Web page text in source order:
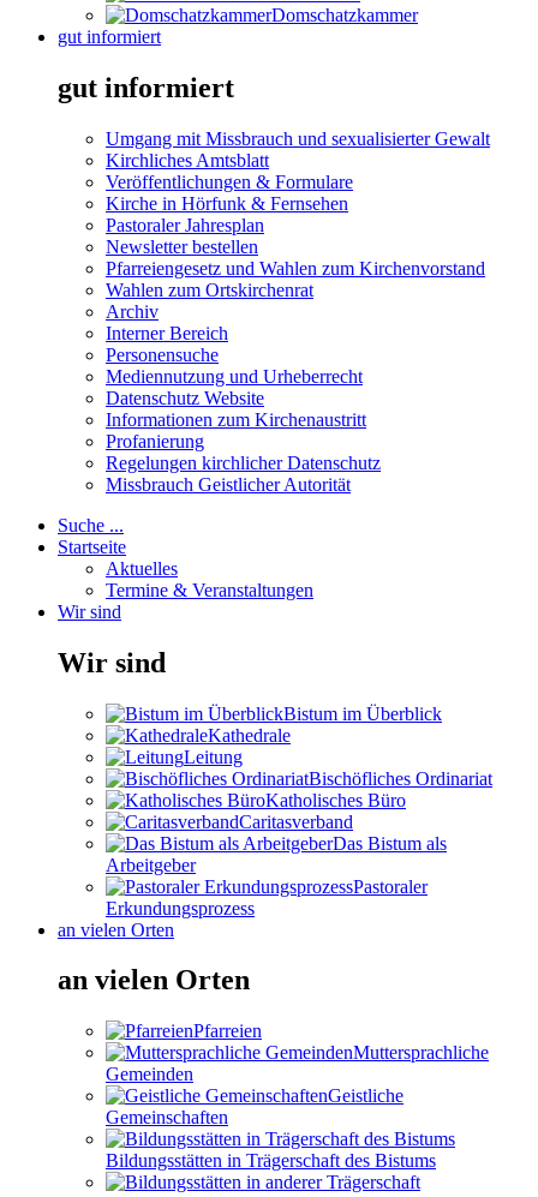
Domschatzkammer
gut informiert
gut informiert
Umgang mit Missbrauch und sexualisierter Gewalt
Kirchliches Amtsblatt
Veröffentlichungen & Formulare
Kirche in Hörfunk & Fernsehen
Pastoraler Jahresplan
Newsletter bestellen
Pfarreiengesetz und Wahlen zum Kirchenvorstand
Wahlen zum Ortskirchenrat
Archiv
Interner Bereich
Personensuche
Mediennutzung und Urheberrecht
Datenschutz Website
Informationen zum Kirchenaustritt
Profanierung
Regelungen kirchlicher Datenschutz
Missbrauch Geistlicher Autorität
Suche ...
Startseite
Aktuelles
Termine & Veranstaltungen
Wir sind
Wir sind
Bistum im Überblick
Kathedrale
Leitung
Bischöfliches Ordinariat
Katholisches Büro
Caritasverband
Das Bistum als
Arbeitgeber
Pastoraler
Erkundungsprozess
an vielen Orten
an vielen Orten
Pfarreien
Muttersprachliche
Gemeinden
Geistliche
Gemeinschaften
Bildungsstätten in Trägerschaft des Bistums